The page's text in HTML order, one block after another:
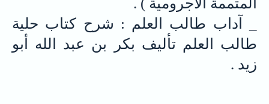
المتممة الآجرومية ) .
_ آداب طالب العلم : شرح كتاب حلية
طالب العلم تأليف بكر بن عبد الله أبو
زيد .